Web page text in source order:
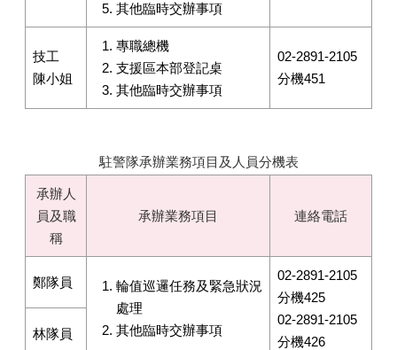
其他臨時交辦事項
技工
陳小姐
專職總機
支援區本部登記桌
其他臨時交辦事項
02-2891-2105
分機451
承辦人
員及職
稱
承辦業務項目 連絡電話
駐警隊承辦業務項目及人員分機表
鄭隊員
輪值巡邏任務及緊急狀況
處理
其他臨時交辦事項
02-2891-2105
分機425
02-2891-2105
分機426
林隊員